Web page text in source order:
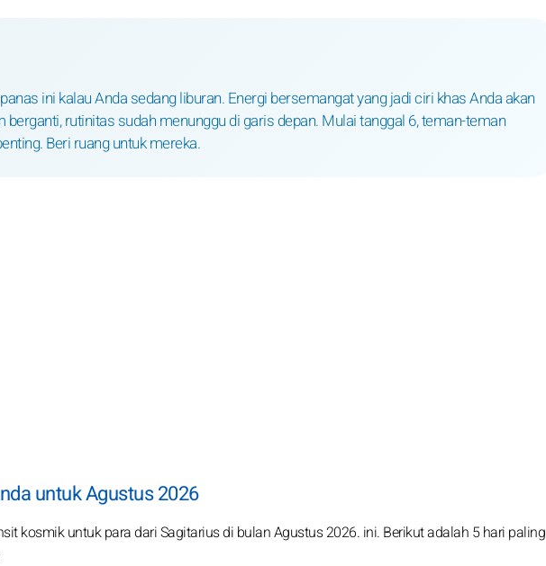
ini kalau Anda sedang liburan. Energi bersemangat yang jadi ciri khas Anda akan
berganti, rutinitas sudah menunggu di garis depan. Mulai tanggal 6, teman-teman
Beri ruang untuk mereka.
untuk Agustus 2026
kosmik untuk para dari Sagitarius di bulan Agustus 2026. ini. Berikut adalah 5 hari paling